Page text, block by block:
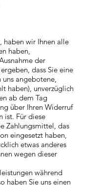
haben wir Ihnen alle
haben,
der
dass Sie eine
angebotene,
haben), unverzüglich
ab dem Tag
über Ihren Widerruf
ist. Für diese
Zahlungsmittel, das
eingesetzt haben,
etwas anderes
wegen dieser
während
haben Sie uns einen